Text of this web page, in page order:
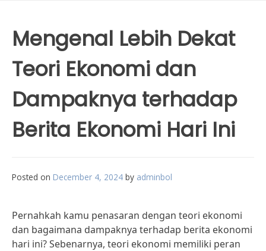
Mengenal Lebih Dekat
Teori Ekonomi dan
Dampaknya terhadap
Berita Ekonomi Hari Ini
Posted on December 4, 2024 by adminbol
Pernahkah kamu penasaran dengan teori ekonomi
dan bagaimana dampaknya terhadap berita ekonomi
hari ini? Sebenarnya, teori ekonomi memiliki peran